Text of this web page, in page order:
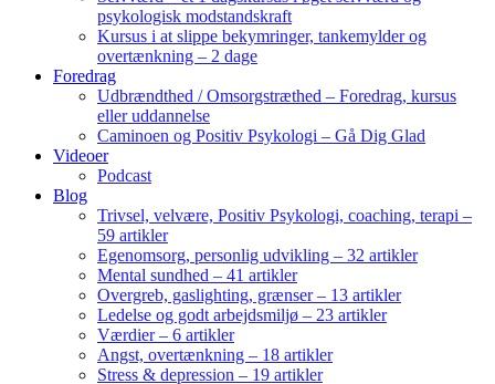
psykologisk modstandskraft
Kursus i at slippe bekymringer, tankemylder og
overtænkning – 2 dage
Foredrag
Udbrændthed / Omsorgstræthed – Foredrag, kursus
eller uddannelse
Caminoen og Positiv Psykologi – Gå Dig Glad
Videoer
Podcast
Blog
Trivsel, velvære, Positiv Psykologi, coaching, terapi –
59 artikler
Egenomsorg, personlig udvikling – 32 artikler
Mental sundhed – 41 artikler
Overgreb, gaslighting, grænser – 13 artikler
Ledelse og godt arbejdsmiljø – 23 artikler
Værdier – 6 artikler
Angst, overtænkning – 18 artikler
Stress & depression – 19 artikler